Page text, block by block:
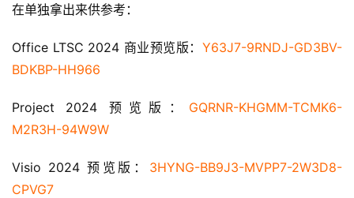
在单独拿出来供参考：
Office LTSC 2024 商业预览版： Y63J7-9RNDJ-GD3BV-
BDKBP-HH966
Project 2024 预览版： GQRNR-KHGMM-TCMK6-
M2R3H-94W9W
Visio 2024 预览版： 3HYNG-BB9J3-MVPP7-2W3D8-
CPVG7